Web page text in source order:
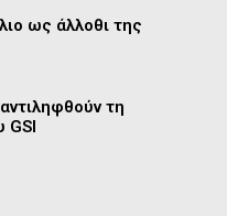
ως άλλοθι της
τη
GSI